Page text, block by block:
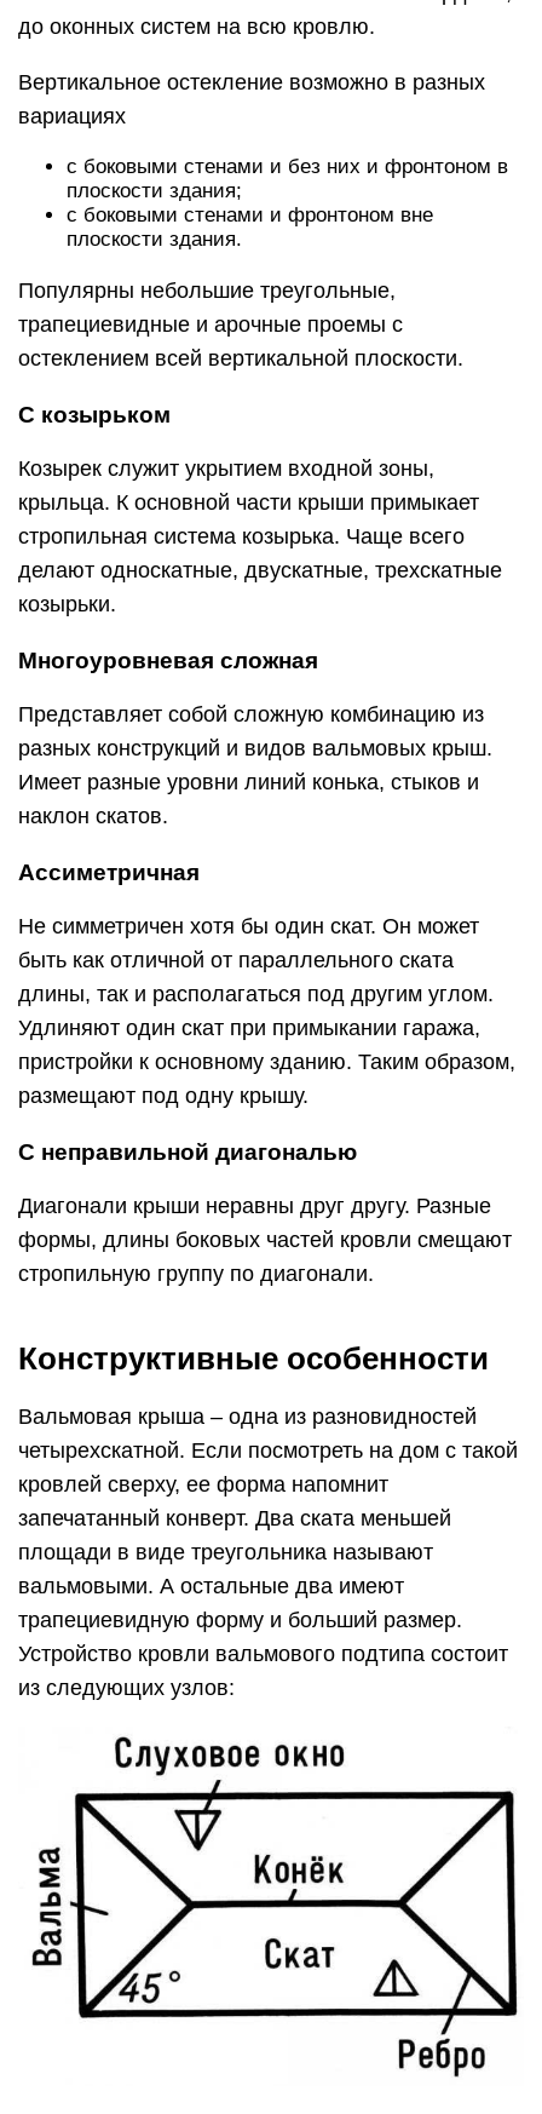
до оконных систем на всю кровлю.
Вертикальное остекление возможно в разных
вариациях
с боковыми стенами и без них и фронтоном в
плоскости здания;
с боковыми стенами и фронтоном вне
плоскости здания.
Популярны небольшие треугольные,
трапециевидные и арочные проемы с
остеклением всей вертикальной плоскости.
С козырьком
Козырек служит укрытием входной зоны,
крыльца. К основной части крыши примыкает
стропильная система козырька. Чаще всего
делают односкатные, двускатные, трехскатные
козырьки.
Многоуровневая сложная
Представляет собой сложную комбинацию из
разных конструкций и видов вальмовых крыш.
Имеет разные уровни линий конька, стыков и
наклон скатов.
Ассиметричная
Не симметричен хотя бы один скат. Он может
быть как отличной от параллельного ската
длины, так и располагаться под другим углом.
Удлиняют один скат при примыкании гаража,
пристройки к основному зданию. Таким образом,
размещают под одну крышу.
С неправильной диагональю
Диагонали крыши неравны друг другу. Разные
формы, длины боковых частей кровли смещают
стропильную группу по диагонали.
Конструктивные особенности
Вальмовая крыша – одна из разновидностей
четырехскатной. Если посмотреть на дом с такой
кровлей сверху, ее форма напомнит
запечатанный конверт. Два ската меньшей
площади в виде треугольника называют
вальмовыми. А остальные два имеют
трапециевидную форму и больший размер.
Устройство кровли вальмового подтипа состоит
из следующих узлов: